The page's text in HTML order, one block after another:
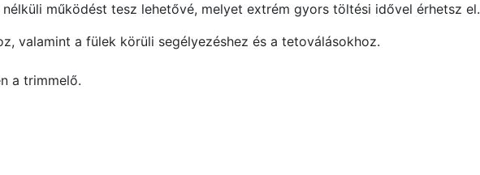
működést tesz lehetővé, melyet extrém gyors töltési idővel érhetsz el.
valamint a fülek körüli segélyezéshez és a tetoválásokhoz.
a trimmelő.